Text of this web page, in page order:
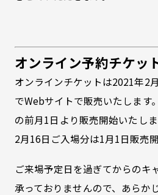
オンライン予約チケッ
オンラインチケットは2021年2
でWebサイトで販売いたします
の前月1日より販売開始いたし
2月16日ご入場分は1月1日販売開
ご来場予定日を過ぎてからのキ
承っておりませんので、あらか